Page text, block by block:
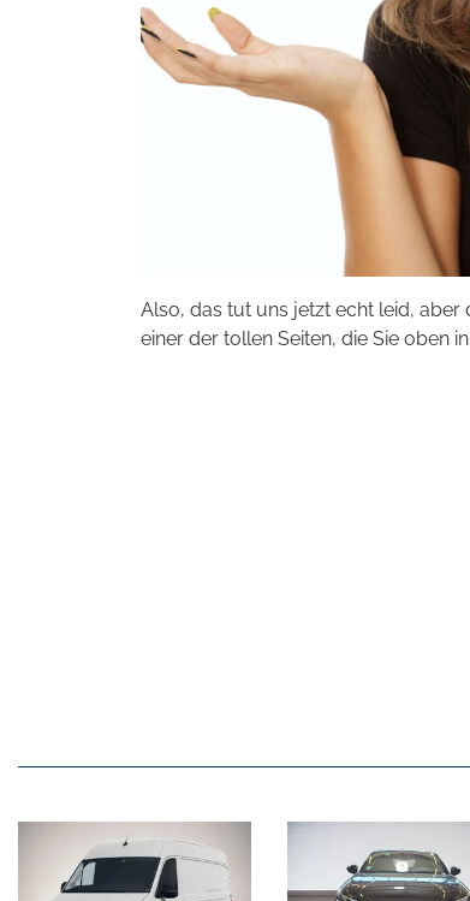
Also, das tut uns jetzt echt leid, aber
einer der tollen Seiten, die Sie oben